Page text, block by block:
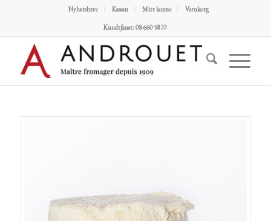
Nyhetsbrev Kassan Mitt konto Varukorg
Kundtjänst: 08-660 58 33